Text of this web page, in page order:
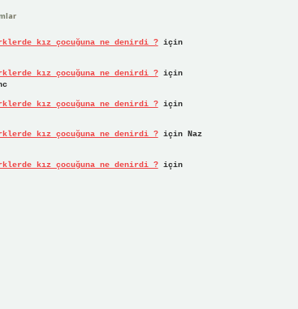
kız çocuğuna ne denirdi ?için
kız çocuğuna ne denirdi ?için
kız çocuğuna ne denirdi ?için
kız çocuğuna ne denirdi ?için Naz
kız çocuğuna ne denirdi ?için